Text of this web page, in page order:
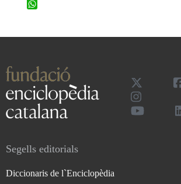
Segells editorials
Diccionaris de l`Enciclopèdia